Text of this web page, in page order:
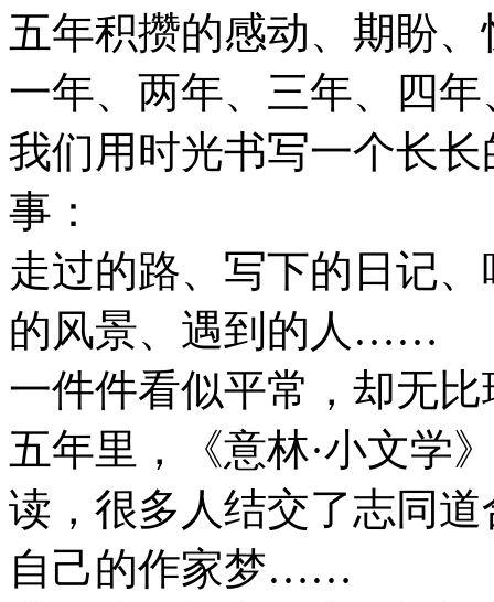
五年积攒的感动、期盼
一年、两年、三年、四
我们用时光书写一个长
事：
走过的路、写下的日记
的风景、遇到的人……
一件件看似平常，却无
五年里，《意林·小文学
读，很多人结交了志同
自己的作家梦……